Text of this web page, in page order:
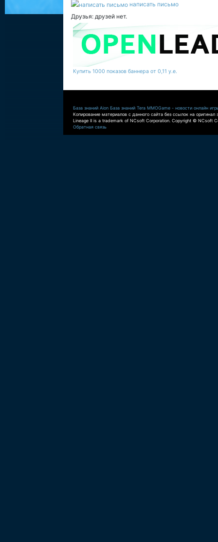
написать письмо
Друзья: друзей нет.
Купить 1000 показов баннера от 0,11 у.е.
База знаний Aion База знаний Tera MMOGame - новости онлайн
Копирование материалов с данного сайта без ссылок на оригинал
Lineage II is a trademark of NCsoft Corporation. Copyright © NCsoft
Обратная связь